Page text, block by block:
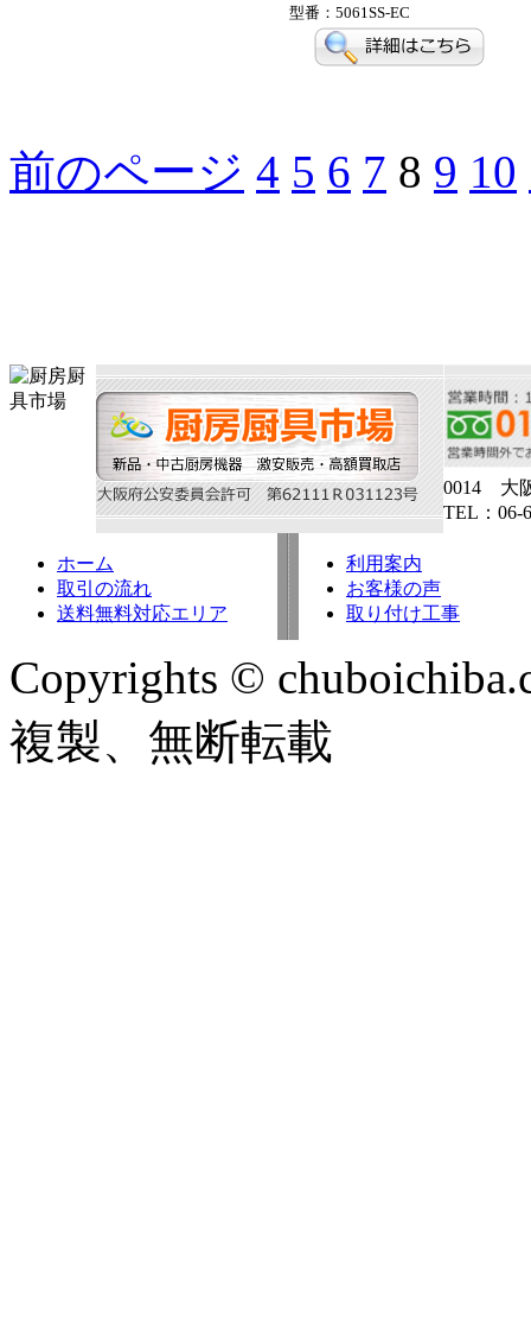
型番：5061SS-EC
前のページ 4 5 6 7 8 9 10
0014 大
TEL：06-
ホーム
取引の流れ
送料無料対応エリア
利用案内
お客様の声
取り付け工事
Copyrights ©
複製、無断転載